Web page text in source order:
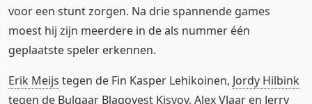
voor een stunt zorgen. Na drie spannende games
moest hij zijn meerdere in de als nummer één
geplaatste speler erkennen.
Erik Meijs tegen de Fin Kasper Lehikoinen, Jordy Hilbink
tegen de Bulgaar Blagovest Kisyov, Alex Vlaar en Jerry